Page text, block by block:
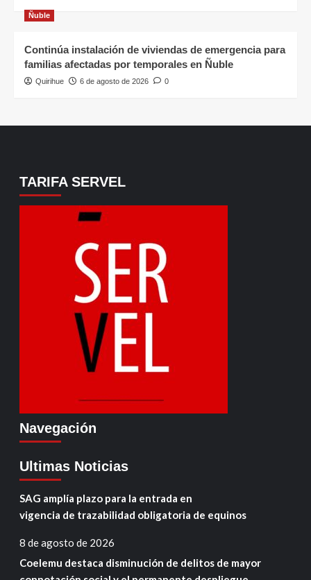
Ñuble
Continúa instalación de viviendas de emergencia para
familias afectadas por temporales en Ñuble
Quirihue 6 de agosto de 2026 0
TARIFA SERVEL
Navegación
Ultimas Noticias
SAG amplía plazo para la entrada en
vigencia de trazabilidad obligatoria de equinos
8 de agosto de 2026
Coelemu destaca disminución de delitos de mayor